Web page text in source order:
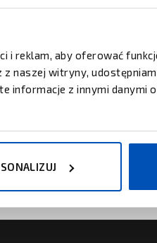
reklam, aby oferować
naszej witryny,
informacje z innymi danymi
ZEBRA TECHNOLOGIES
Elektroniczne czujniki
Zebra ZS300